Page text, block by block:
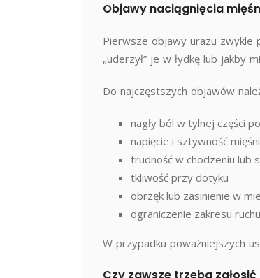
Objawy naciągnięcia
Pierwsze objawy urazu zwykle
„uderzył” je w łydkę lub jakby
Do najczęstszych objawów
nagły ból w tylnej części
napięcie i sztywność
trudność w chodzeniu lub
tkliwość przy dotyku
obrzęk lub zasinienie w
ograniczenie zakresu
W przypadku poważniejszych